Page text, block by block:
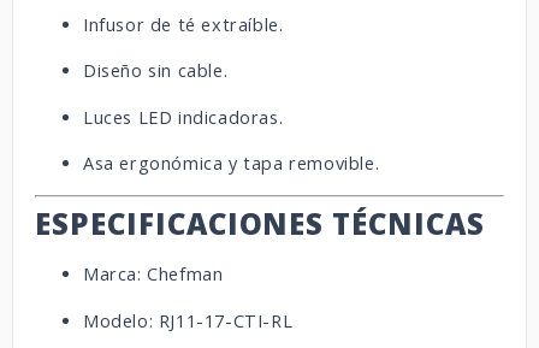
Infusor de té extraíble.
Diseño sin cable.
Luces LED indicadoras.
Asa ergonómica y tapa removible.
ESPECIFICACIONES TÉCNICAS
Marca: Chefman
Modelo: RJ11-17-CTI-RL